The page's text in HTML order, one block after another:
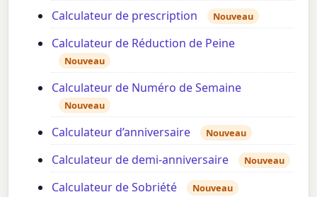
Calculateur de prescription Nouveau
Calculateur de Réduction de Peine
Nouveau
Calculateur de Numéro de Semaine
Nouveau
Calculateur d’anniversaire Nouveau
Calculateur de demi-anniversaire Nouveau
Calculateur de Sobriété Nouveau